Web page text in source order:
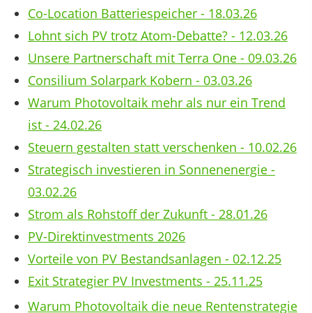
Co-Location Batteriespeicher - 18.03.26
Lohnt sich PV trotz Atom-Debatte? - 12.03.26
Unsere Partnerschaft mit Terra One - 09.03.26
Consilium Solarpark Kobern - 03.03.26
Warum Photovoltaik mehr als nur ein Trend
ist - 24.02.26
Steuern gestalten statt verschenken - 10.02.26
Strategisch investieren in Sonnenenergie -
03.02.26
Strom als Rohstoff der Zukunft - 28.01.26
PV-Direktinvestments 2026
Vorteile von PV Bestandsanlagen - 02.12.25
Exit Strategier PV Investments - 25.11.25
Warum Photovoltaik die neue Rentenstrategie